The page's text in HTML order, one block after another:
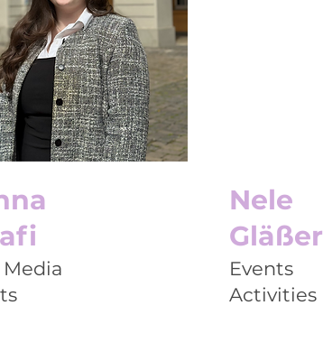
Media
Nele
Gläßer
Events
Activities